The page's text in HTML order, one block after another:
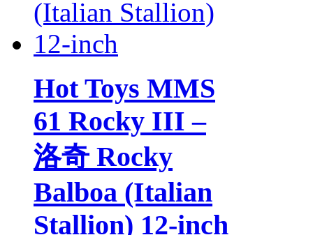
Hot Toys MMS
61 Rocky III –
洛奇 Rocky
Balboa (Italian
Stallion) 12-inch